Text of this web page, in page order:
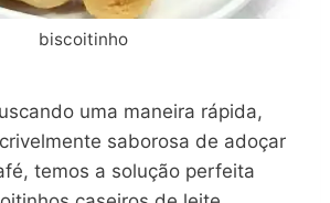
biscoitinho
uma maneira rápida,
saborosa de adoçar
temos a solução perfeita